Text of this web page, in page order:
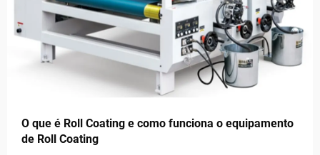
O que é Roll Coating e como funciona o equipamento
de Roll Coating